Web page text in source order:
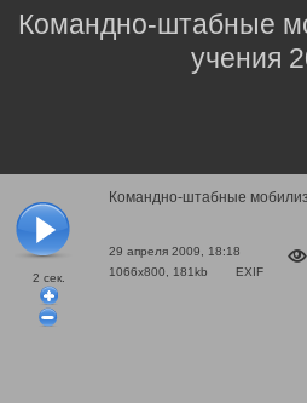
2 сек.
Командно-штабные
29 апреля 2009, 18:18
1066x800, 181kb
EXIF
Командно-штабные
учения